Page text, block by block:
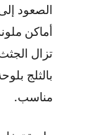
الصعود
أماكن
تزال
بالثلج
مناسب.